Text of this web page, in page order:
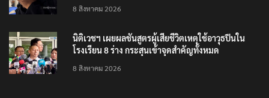
8 สิงหาคม 2026
นิติเวชฯ เผยผลชันสูตรผู้เสียชีวิตเหตุใช้อาวุธปืนใน
โรงเรียน 8 ร่าง กระสุนเข้าจุดสำคัญทั้งหมด
8 สิงหาคม 2026